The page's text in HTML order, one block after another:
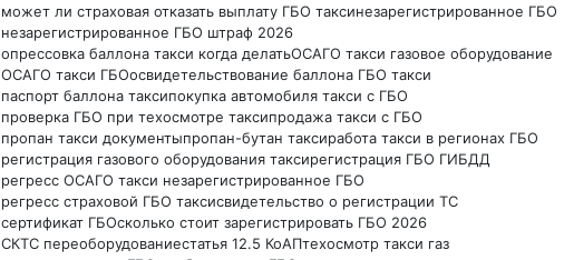
может ли страховая отказать выплату ГБО таксинезарегистрированное ГБО
незарегистрированное ГБО штраф 2026
опрессовка баллона такси когда делатьОСАГО такси газовое оборудование
ОСАГО такси ГБОосвидетельствование баллона ГБО такси
паспорт баллона таксипокупка автомобиля такси с ГБО
проверка ГБО при техосмотре таксипродажа такси с ГБО
пропан такси документыпропан-бутан таксиработа такси в регионах ГБО
регистрация газового оборудования таксирегистрация ГБО ГИБДД
регресс ОСАГО такси незарегистрированное ГБО
регресс страховой ГБО таксисвидетельство о регистрации ТС
сертификат ГБОсколько стоит зарегистрировать ГБО 2026
СКТС переоборудованиестатья 12.5 КоАПтехосмотр такси газ